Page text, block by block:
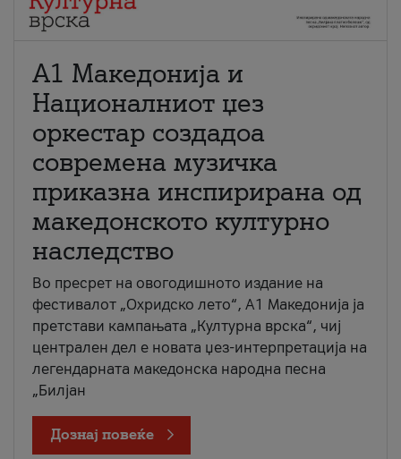
А1 Македонија и
Националниот џез
оркестар создадоа
современа музичка
приказна инспирирана од
македонското културно
наследство
Во пресрет на овогодишното издание на
фестивалот „Охридско лето“, А1 Македонија ја
претстави кампањата „Културна врска“, чиј
централен дел е новата џез-интерпретација на
легендарната македонска народна песна
„Билјан
Дознај повеќе